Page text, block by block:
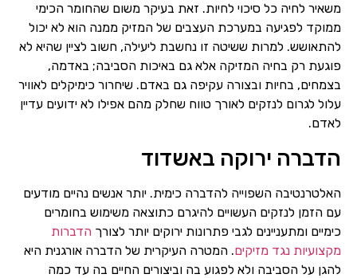
משאיר לחיה כל סיכוי לחיות. זאת בעיקר משום שהחומר הכימי
ממוקד לפגיעה במערכת העצבים של המזיק ממנה הוא לא יכול
להתאושש. למרות ששיטה זו נחשבת ליעילה, חשוב לציין שהיא לא
פוגעת רק בחיה המזיקה אלא גם באיכות הסביבה; באדמה,
בצמחים, בחיות ובצורה עקיפה גם באדם. שיחרור כימיקלים לאוויר
עלול לגרום לנזקים לאורך טווח שחלק מהם אפילו לא ידועים עדיין
לאדם.
הדברה ירוקה באשדוד
האלטרנטיבה השפוייה להדברה כימית. יותר אנשים נהיים מודעים
עם הזמן לנזקים העשויים להיגרם כתוצאה משימוש בחומרים
כימיים ומתעניינים לגבי פתרונות ירוקים יותר לצורך הדברות
מקצועיות נגד מזיקים. המטרה העיקרית של הדברה אורגנית היא
להגן על הסביבה ולא לפגוע בה וביצורים החיים בה עד כמה